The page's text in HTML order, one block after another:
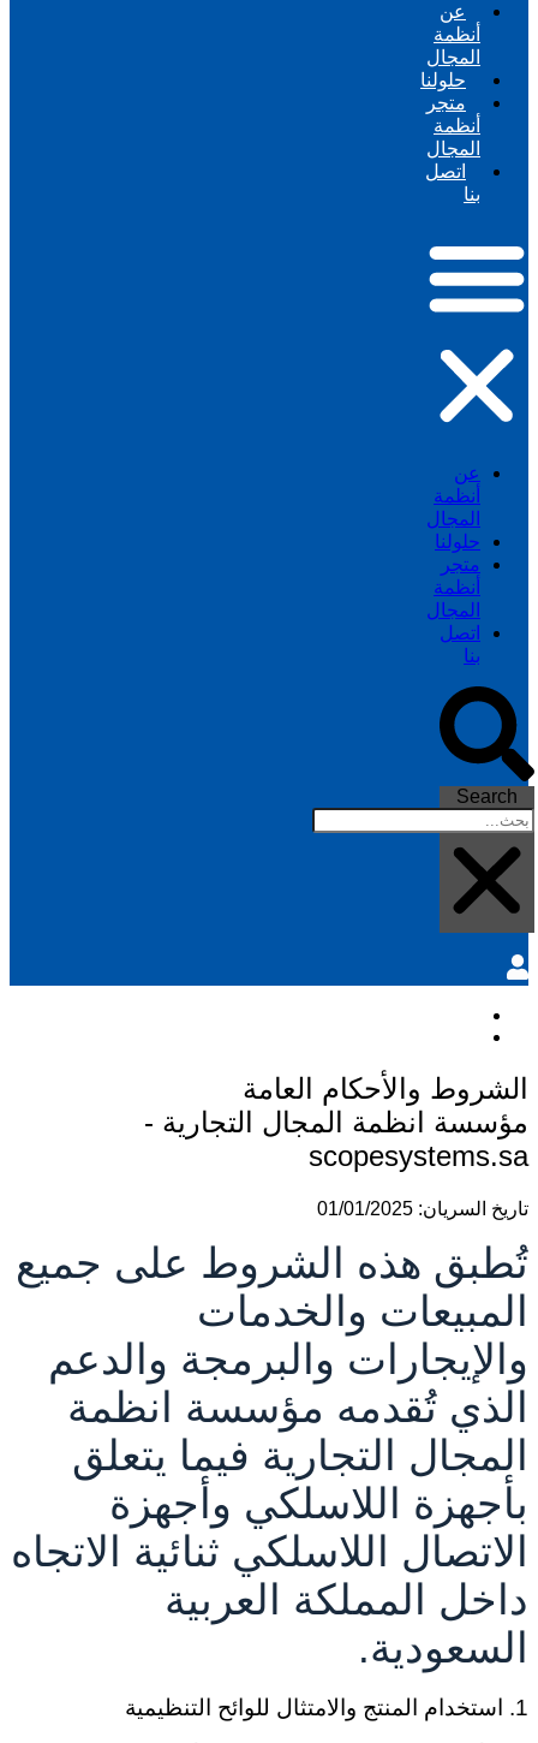
عن
أنظمة
المجال
حلولنا
متجر
أنظمة
المجال
اتصل
بنا
عن
أنظمة
المجال
حلولنا
متجر
أنظمة
المجال
اتصل
بنا
Search
والأحكام العامة
انظمة المجال التجارية -
السريان: 01/01/2025
هذه الشروط على جميع
والخدمات
والبرمجة والدعم
تُقدمه مؤسسة انظمة
التجارية فيما يتعلق
اللاسلكي وأجهزة
اللاسلكي ثنائية الاتجاه
المملكة العربية